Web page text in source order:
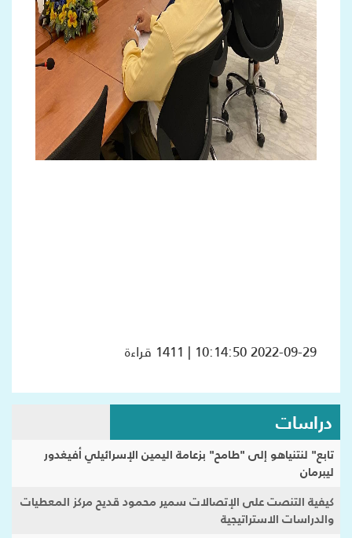
2022-09-29 10:14:50 | 1411 قراءة
دراسات
تابع" لنتنياهو إلى "طامح" بزعامة اليمين الإسرائيلي أفيغدور
ليبرمان
كيفية التنصت على الإتصالات سمير محمود قديح مركز المعطيات
والدراسات الاستراتيجية